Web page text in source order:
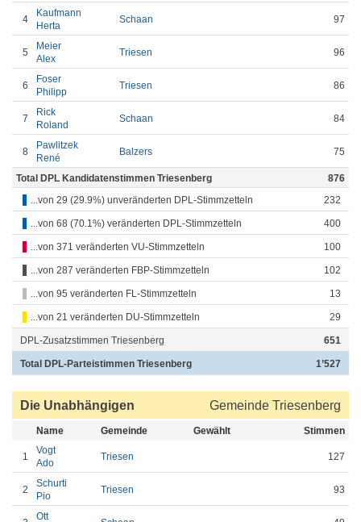
4
Kaufmann
Herta
Schaan 97
5
Meier
Alex
Triesen 96
6
Foser
Philipp
Triesen 86
7
Rick
Roland
Schaan 84
8
Pawlitzek
René
Balzers 75
Total DPL Kandidatenstimmen Triesenberg
876
...von 29 (29.9%) unveränderten DPL-Stimmzetteln
232
...von 68 (70.1%) veränderten DPL-Stimmzetteln 400
...von 371 veränderten VU-Stimmzetteln 100
...von 287 veränderten FBP-Stimmzetteln 102
...von 95 veränderten FL-Stimmzetteln 13
...von 21 veränderten DU-Stimmzetteln 29
DPL-Zusatzstimmen Triesenberg 651
Total DPL-Parteistimmen Triesenberg 1’527
Die Unabhängigen Gemeinde Triesenberg
Name Gemeinde Gewählt Stimmen
1
Vogt
Ado
Triesen 127
2
Schurti
Pio
Triesen 93
Ott